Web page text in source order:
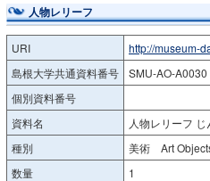
人物レリーフ
URI
http://museum-
島根大学共通資料番号
SMU-AO-A0030
個別資料番号
資料名
人物レリーフ
種別
美術 Art
数量
1